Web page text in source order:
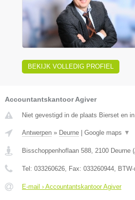
BEKIJK VOLLEDIG PROFIEL
Accountantskantoor Agiver
Niet gevestigd in de plaats Bierset en
Antwerpen » Deurne Google maps ▼
Bisschoppenhoflaan 588 2100 Deurne (
Tel: 033260626 , Fax: 033260944 ,
E-mail › Accountantskantoor Agiver